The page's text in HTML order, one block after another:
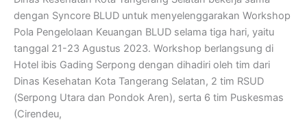
dengan Syncore BLUD untuk menyelenggarakan Workshop
Pola Pengelolaan Keuangan BLUD selama tiga hari, yaitu
tanggal 21-23 Agustus 2023. Workshop berlangsung di
Hotel ibis Gading Serpong dengan dihadiri oleh tim dari
Dinas Kesehatan Kota Tangerang Selatan, 2 tim RSUD
(Serpong Utara dan Pondok Aren), serta 6 tim Puskesmas
(Cirendeu,